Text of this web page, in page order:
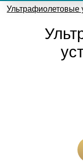
Ультрафиолетовые